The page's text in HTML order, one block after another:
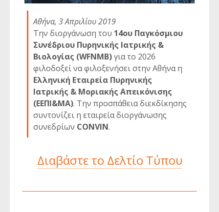
Αθήνα, 3 Απριλίου 2019
Την διοργάνωση του 14ου Παγκόσμιου
Συνέδριου Πυρηνικής Ιατρικής &
Βιολογίας (WFNMB)για το 2026
φιλοδοξεί να φιλοξενήσει στην Αθήνα η
Ελληνική Εταιρεία Πυρηνικής
Ιατρικής & Μοριακής Απεικόνισης
(ΕΕΠΙ&ΜΑ). Την προσπάθεια διεκδίκησης
συντονίζει η εταιρεία διοργάνωσης
συνεδρίων CONVIN.
Διαβάστε το Δελτίο Τύπου